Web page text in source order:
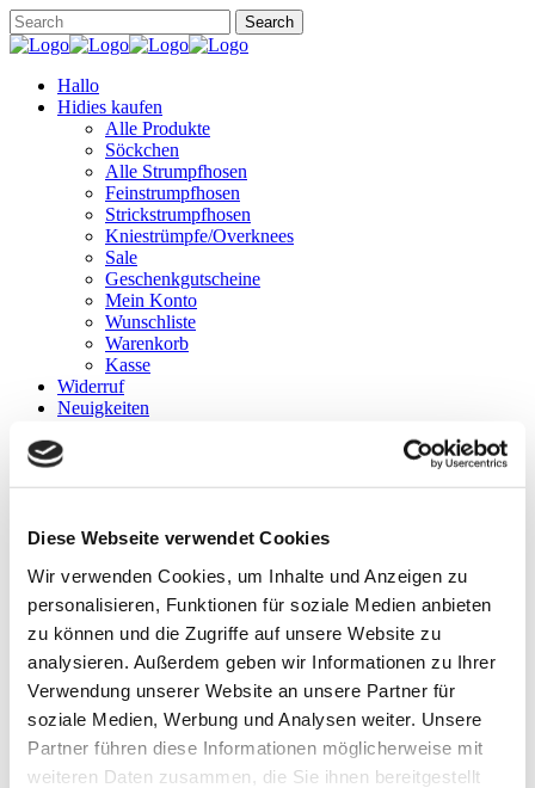
Diese Webseite verwendet Cookies
Wir verwenden Cookies, um Inhalte und Anzeigen zu
personalisieren, Funktionen für soziale Medien anbieten
zu können und die Zugriffe auf unsere Website zu
analysieren. Außerdem geben wir Informationen zu Ihrer
Verwendung unserer Website an unsere Partner für
soziale Medien, Werbung und Analysen weiter. Unsere
Partner führen diese Informationen möglicherweise mit
weiteren Daten zusammen, die Sie ihnen bereitgestellt
Hallo
Hidies kaufen
Alle Produkte
Söckchen
Alle Strumpfhosen
Feinstrumpfhosen
Strickstrumpfhosen
Kniestrümpfe/Overknees
Sale
Geschenkgutscheine
Mein Konto
Wunschliste
Warenkorb
Kasse
Widerruf
Neuigkeiten
Wissen
Strumpfhosen
Hallo
Hidies kaufen
Alle Produkte
Söckchen
Alle Strumpfhosen
Feinstrumpfhosen
Strickstrumpfhosen
Kniestrümpfe/Overknees
Sale
Geschenkgutscheine